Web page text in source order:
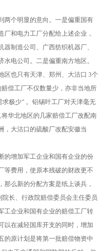
个明显的意向。一是偏重国有
和电力工厂分配给上述企业，
制造公司、广西纺织机器厂、
电公司。二是偏重南方地区。
区也只有天津、郑州、大沽口 3个
偿工厂不仅数量少，亦非当地所
极少” 。铝锡叶工厂对天津毫无
华北地区的几家赔偿工厂改配南
，大沽口的硫酸厂改配安徽当
增加军工企业和国有企业的份
等费用，使原本残破的财政更不
么新的分配方案是纸上谈兵，
长、行政院赔偿委员会主任委员
工企业和国有企业的赔偿工厂转
以在减轻国库开支的同时，增加
的原计划是将第一批赔偿物资中